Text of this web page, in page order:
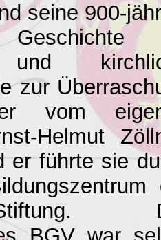
seine 900-
Geschichte
und
zur
vom
Helmut
er führte sie
Stiftung.